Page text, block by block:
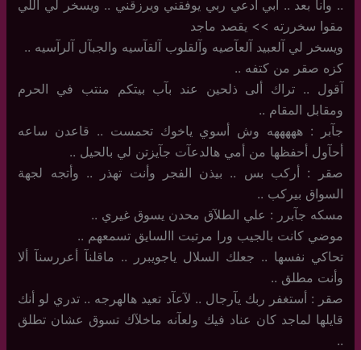
.. وأنآ بعد .. آبي أدعي ربي يوفقني ويرزقني .. ويسخر لي اللي
مقوا سخررته >> يقصد ماجد
ويسخر لي آلعبيد آلعآصيه وآلقلوب آلقآسيه والجبآل آلرآسيه .. ‏
كزه صقر من كتفه ..
آقول .. تراك ألى ذلحين عند بآب بيتكم منتب في الحرم
ومقابل المقام ..
جآبر : هههههه وش أسوي ياخوك تحمست .. قاعدن ساعه
أحآول أحفظها من أمي هالدعآت جآيزتن لي بالحيل ..
صقر : أركب بس .. بيذن الفجر وأنت تهذر .. وأتجه لجهة
السواق بيركب ..
مسكه جآبرر : علي الطلآق محدن يسوق غيري ..
موضي كانت بالجيب ورا مرتبت االسايق تسمعهم ..
تحاكي نفسها .. جعلك السلال ياجويبرر .. ماقلنآ أعررسنآ ألا
وأنت مطلق ..
صقر : أستغفر ربك يآرجال .. لآعآد تعيد هالهرجه .. تدري لو أنك
قايلها لماجد كان عناد فيك ولعآنه ماخلآك تسوق عشان تطلق
..